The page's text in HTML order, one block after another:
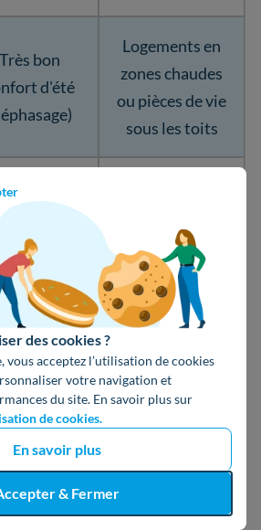
des cookies ?
vous acceptez l’utilisation de cookies
votre navigation et
du site. En savoir plus sur
de cookies.
En savoir plus
& Fermer
Très bon
d'été
Logements en
zones chaudes
ou pièces de vie
sous les toits
Haute
et
globale ou à
haute exigence
écologique
bien choisir son isolant
(R) : vérifiez que
permet d'atteindre un
(combles perdus) etR=6
garantir unconfort optimal